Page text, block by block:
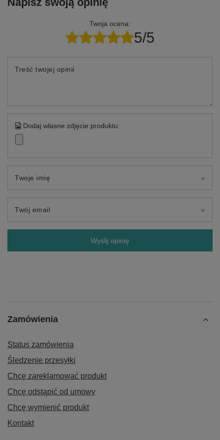
Twoja ocena:
5/5
Treść twojej opinii
Dodaj własne zdjęcie produktu:
Twoje imię
Twój email
Wyślij opinię
Zamówienia
Status zamówienia
Śledzenie przesyłki
Chcę zareklamować produkt
Chcę odstąpić od umowy
Chcę wymienić produkt
Kontakt